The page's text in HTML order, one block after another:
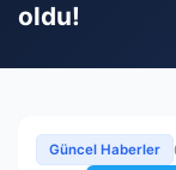
oldu!
Güncel Haberler